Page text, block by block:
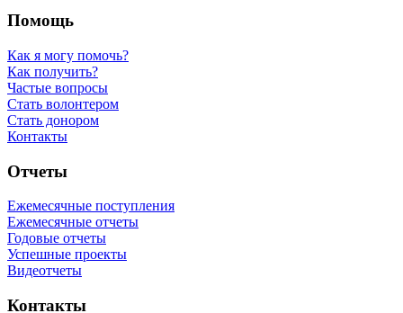
Помощь
Как я могу помочь?
Как получить?
Частые вопросы
Стать волонтером
Стать донором
Контакты
Отчеты
Ежемесячные поступления
Ежемесячные отчеты
Годовые отчеты
Успешные проекты
Видеотчеты
Контакты